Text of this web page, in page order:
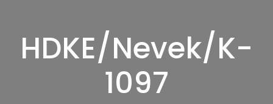
HDKE/Nevek/K-
1097